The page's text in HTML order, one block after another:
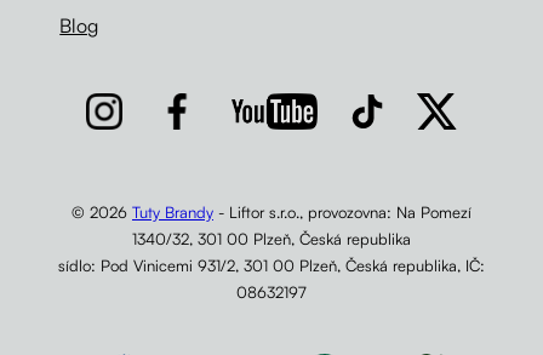
Blog
© 2026 Tuty Brandy- Liftor s.r.o., provozovna: Na Pomezí
1340/32, 301 00 Plzeň, Česká republika
sídlo: Pod Vinicemi 931/2, 301 00 Plzeň, Česká republika, IČ:
08632197